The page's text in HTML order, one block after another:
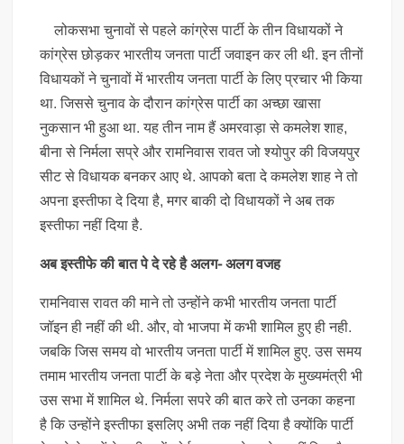
लोकसभा चुनावों से पहले कांग्रेस पार्टी के तीन विधायकों ने
कांग्रेस छोड़कर भारतीय जनता पार्टी जवाइन कर ली थी. इन तीनों
विधायकों ने चुनावों में भारतीय जनता पार्टी के लिए प्रचार भी किया
था. जिससे चुनाव के दौरान कांग्रेस पार्टी का अच्छा खासा
नुकसान भी हुआ था. यह तीन नाम हैं अमरवाड़ा से कमलेश शाह,
बीना से निर्मला सप्रे और रामनिवास रावत जो श्योपुर की विजयपुर
सीट से विधायक बनकर आए थे. आपको बता दे कमलेश शाह ने तो
अपना इस्तीफा दे दिया है, मगर बाकी दो विधायकों ने अब तक
इस्तीफा नहीं दिया है.
अब इस्तीफे की बात पे दे रहे है अलग- अलग वजह
रामनिवास रावत की माने तो उन्होंने कभी भारतीय जनता पार्टी
जॉइन ही नहीं की थी. और, वो भाजपा में कभी शामिल हुए ही नही.
जबकि जिस समय वो भारतीय जनता पार्टी में शामिल हुए. उस समय
तमाम भारतीय जनता पार्टी के बड़े नेता और प्रदेश के मुख्यमंत्री भी
उस सभा में शामिल थे. निर्मला सपरे की बात करे तो उनका कहना
है कि उन्होंने इस्तीफा इसलिए अभी तक नहीं दिया है क्योंकि पार्टी